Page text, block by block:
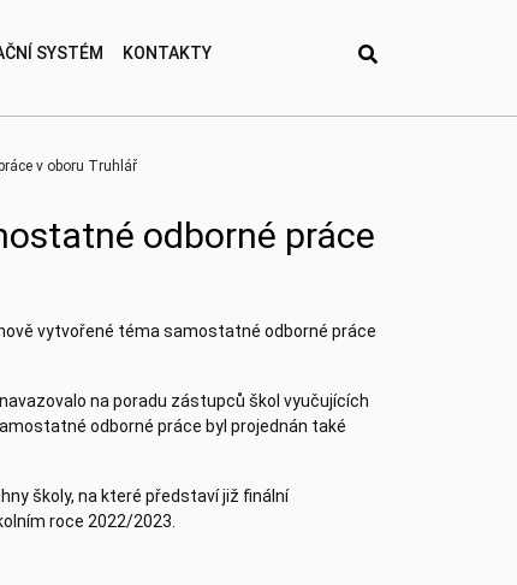
SYSTÉM KONTAKTY
v oboru Truhlář
odborné práce
vytvořené téma samostatné odborné práce
na poradu zástupců škol vyučujících
odborné práce byl projednán také
školy, na které představí již finální
roce 2022/2023.